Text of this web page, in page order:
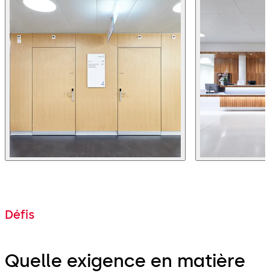
Défis
Quelle exigence en matière